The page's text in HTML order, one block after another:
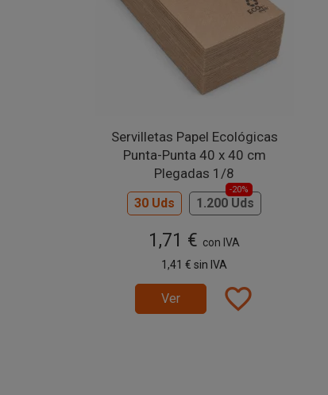
Servilletas Papel Ecológicas
Punta-Punta 40 x 40 cm
Plegadas 1/8
30 Uds 1.200 Uds
-20%
1,71 € con IVA
1,41 € sin IVA
Ver favorite_border